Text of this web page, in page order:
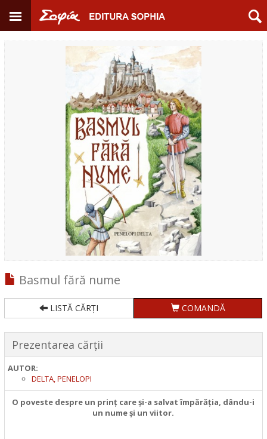
Basmul fără nume
LISTĂ CĂRȚI COMANDĂ
Prezentarea cărții
AUTOR:
DELTA, PENELOPI
O poveste despre un prinț care și-a salvat împărăția, dându-i
un nume și un viitor.